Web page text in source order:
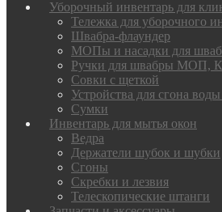
Уборочный инвентарь для
Тележка для уборочного
Швабра-флаундер
МОПы и насадки для
Ручки для швабры МОП,
Совки с щеткой
Устройства для сгона
Сумки
Инвентарь для мытья окон
Ведра
Держатели шубок и шубки
Сгоны
Скребки и лезвия
Телескопические штанги